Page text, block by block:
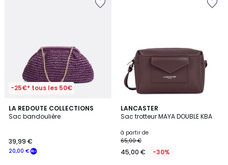
-25€* tous les 50€
LA REDOUTE COLLECTIONS
Sac bandoulière
20,00 €
39,99 €
4,7
/ 5
2
Couleurs
LANCASTER
Sac trotteur MAYA DOUBLE KBA
à partir de
65,00 €
45,00 € -30%
7
Couleurs